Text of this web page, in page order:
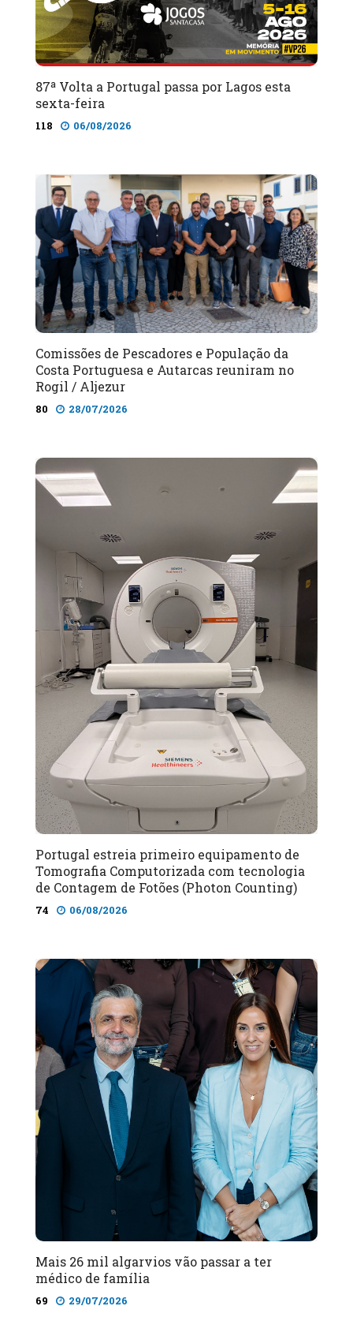
87ª Volta a Portugal passa por Lagos esta
sexta-feira
118 06/08/2026
Comissões de Pescadores e População da
Costa Portuguesa e Autarcas reuniram no
Rogil / Aljezur
80 28/07/2026
Portugal estreia primeiro equipamento de
Tomografia Computorizada com tecnologia
de Contagem de Fotões (Photon Counting)
74 06/08/2026
Mais 26 mil algarvios vão passar a ter
médico de família
69 29/07/2026